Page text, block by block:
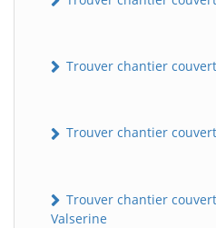
Trouver chantier
Trouver chantier
Trouver chantier
Valserine